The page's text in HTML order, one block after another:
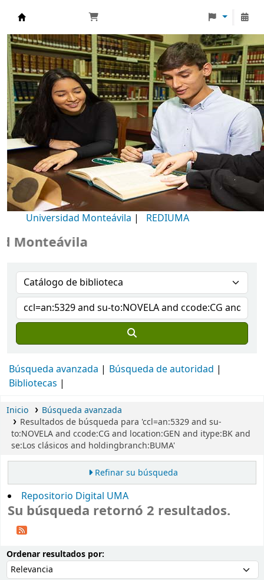
Biblioteca Universidad Monteávila
Universidad Monteávila | REDIUMA
Búsqueda avanzada
Búsqueda de autoridad
Bibliotecas
Inicio
Búsqueda avanzada
Resultados de búsqueda para 'ccl=an:5329 and su-
to:NOVELA and ccode:CG and location:GEN and itype:BK and
se:Los clásicos and holdingbranch:BUMA'
Refinar su búsqueda
Repositorio Digital UMA
Su búsqueda retornó 2 resultados.
Ordenar resultados por: